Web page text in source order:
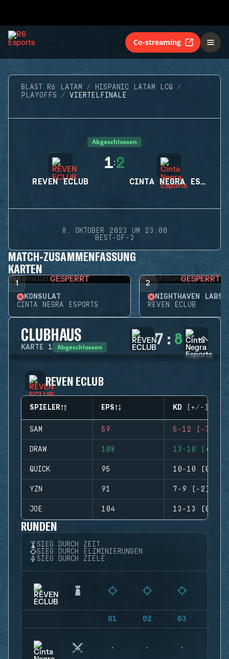
Co-streaming
BLAST R6 LATAM
HISPANIC LATAM LCQ
PLAYOFFS
VIERTELFINALE
Abgeschlossen
REVEN ECLUB
1:2
CINTA NEGRA ESPORTS
8. OKTOBER 2023 UM 23:00
BEST-OF-3
MATCH-ZUSAMMENFASSUNG
KARTEN
1 GESPERRT
KONSULAT
CINTA NEGRA ESPORTS
2 GESPERRT
NIGHTHAVEN LABS
REVEN ECLUB
CLUBHAUS
KARTE 1 Abgeschlossen 7 : 8
REVEN ECLUB
SPIELER EPS KD (+/-)
SAM 59 5-12 (-7)
DRAW 108 13-10 (+3)
QUICK 95 10-10 (0)
YZN 91 7-9 (-2)
JOE 104 13-13 (0)
RUNDEN
SIEG DURCH ZEIT
SIEG DURCH ELIMINIERUNGEN
SIEG DURCH ZIELE
01 02 03